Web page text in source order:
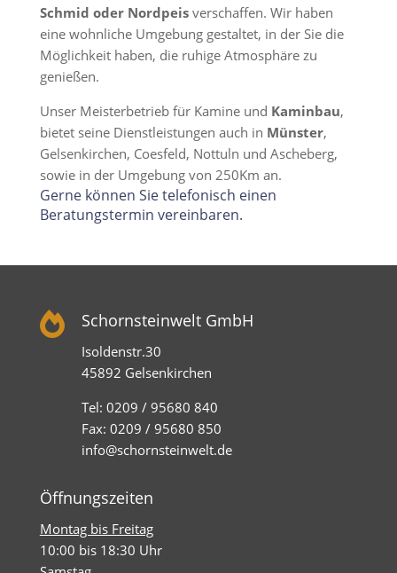
Schmid oder Nordpeisverschaffen. Wir haben
eine wohnliche Umgebung gestaltet, in der Sie die
Möglichkeit haben, die ruhige Atmosphäre zu
genießen.
Unser Meisterbetrieb für Kamine und Kaminbau,
bietet seine Dienstleistungen auch in Münster,
Gelsenkirchen, Coesfeld, Nottuln und Ascheberg,
sowie in der Umgebung von 250Km an.
Gerne können Sie telefonisch einen
Beratungstermin vereinbaren.
 Schornsteinwelt GmbH
Isoldenstr.30
45892 Gelsenkirchen
Tel: 0209 / 95680 840
Fax: 0209 / 95680 850
info@schornsteinwelt.de
Öffnungszeiten
Montag bis Freitag
10:00 bis 18:30 Uhr